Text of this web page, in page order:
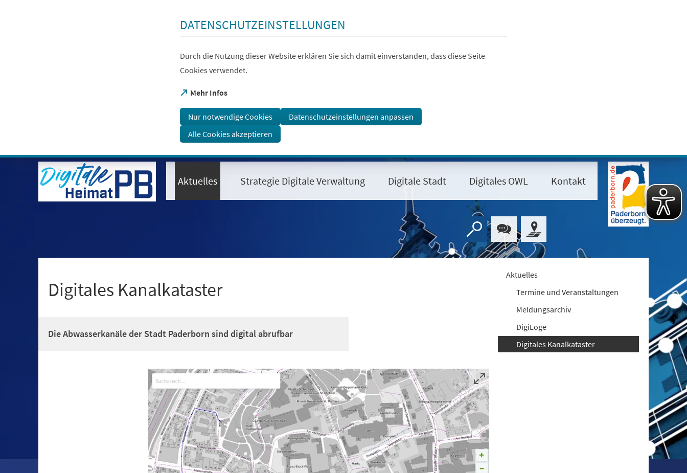
Assistenzsoftware
DATENSCHUTZEINSTELLUNGEN
Durch die Nutzung dieser Website erklären Sie sich damit einverstanden, dass diese Seite
Cookies verwendet.
Mehr Infos
(Öffnet
einem
neuen
Tab)
Nur notwendige Cookies
Datenschutzeinstellungen anpassen
Alle Cookies akzeptieren
Aktuelles Strategie Digitale Verwaltung Digitale Stadt Digitales OWL Kontakt
Digitales Kanalkataster
Die Abwasserkanäle der Stadt Paderborn sind digital abrufbar
Aktuelles
Termine und Veranstaltungen
Meldungsarchiv
DigiLoge
Digitales Kanalkataster